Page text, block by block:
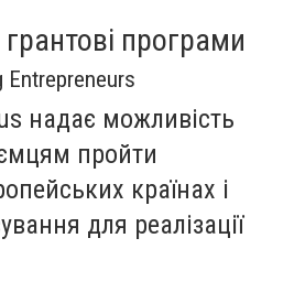
програми
Entrepreneurs
надає можливість
пройти
країнах і
для реалізації